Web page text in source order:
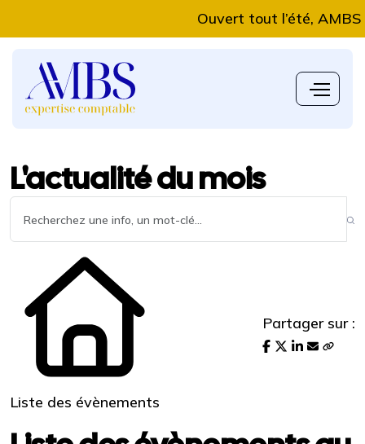
Ouvert tout l’été, AMBS
L'actualité du mois
Liste des évènements
Partager sur :